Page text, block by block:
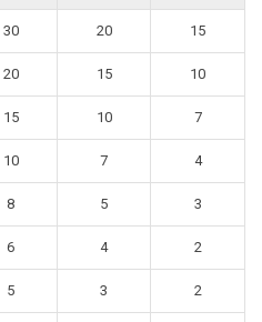
30 20 15
20 15 10
15 10 7
10 7 4
8 5 3
6 4 2
5 3 2